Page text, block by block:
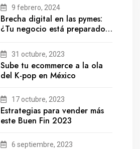
9 febrero, 2024
Brecha digital en las pymes:
¿Tu negocio está preparado
31 octubre, 2023
Sube tu ecommerce a la ola
del K-pop en México
17 octubre, 2023
Estrategias para vender más
este Buen Fin 2023
6 septiembre, 2023